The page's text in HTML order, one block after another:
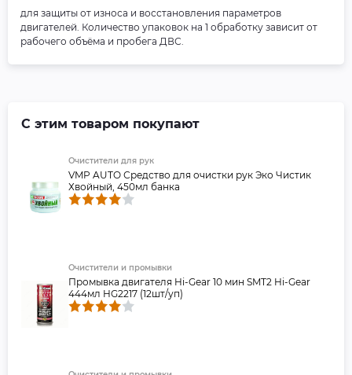
для защиты от износа и восстановления параметров
двигателей. Количество упаковок на 1 обработку зависит от
рабочего объёма и пробега ДВС.
С этим товаром покупают
Очистители для рук
VMP AUTO Средство для очистки рук Эко Чистик
Хвойный, 450мл банка
Очистители и промывки
Промывка двигателя Hi-Gear 10 мин SMT2 Hi-Gear
444мл HG2217 (12шт/уп)